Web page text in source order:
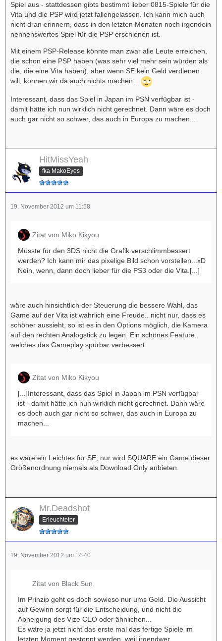
Spiel aus - stattdessen gibts bestimmt lieber 0815-Spiele für die
Vita und die PSP wird jetzt fallengelassen. Ich kann mich auch
nicht dran erinnern, dass in den letzten Monaten noch irgendein
nennenswertes Spiel für die PSP erschienen ist.
Mit einem PSP-Release könnte man zwar alle Leute erreichen,
die schon eine PSP haben (was sehr viel mehr sein würden als
die, die eine Vita haben), aber wenn SE kein Geld verdienen
will, können wir da auch nichts machen...
Interessant, dass das Spiel in Japan im PSN verfügbar ist -
damit hätte ich nun wirklich nicht gerechnet. Dann wäre es doch
auch gar nicht so schwer, das auch in Europa zu machen...
HitMissYeah
fka MakoEyes
19. November 2012 um 11:58
Zitat von Miko Kikyou
Müsste für den 3DS nicht die Grafik verschlimmbessert
werden? Ich kann mir das pixelige Bild schon vorstellen...xD
Nein, wenn, dann doch lieber für die PS3 oder die Vita.[...]
wäre auch hinsichtlich der Steuerung die bessere Wahl, das
Game auf der Vita ist wahrlich eine Freude.. nicht nur, dass es
schöner aussieht, so ist es in den Options möglich, die Kamera
auf den rechten Analogstick zu legen. Ein schönes Feature,
welches das Gameplay spürbar verbessert.
Zitat von Miko Kikyou
[...]Interessant, dass das Spiel in Japan im PSN verfügbar
ist - damit hätte ich nun wirklich nicht gerechnet. Dann wäre
es doch auch gar nicht so schwer, das auch in Europa zu
machen...
es wäre ein Leichtes für SE, nur wird SQUARE ein Game dieser
Größenordnung niemals als Download Only anbieten.
Mr.Deadshot
Erleuchteter
19. November 2012 um 14:40
Zitat von Black Sun
Im Prinzip geht es doch sowieso nur ums Geld. Die Aussicht
auf Gewinn sorgt für die Entscheidung, und nicht die
Abneigung des Vize CEO oder ähnlichen...
Es wäre ja jetzt nicht das erste mal das fertige Spiele im
letzten Moment gestoppt werden, weil irgendwer